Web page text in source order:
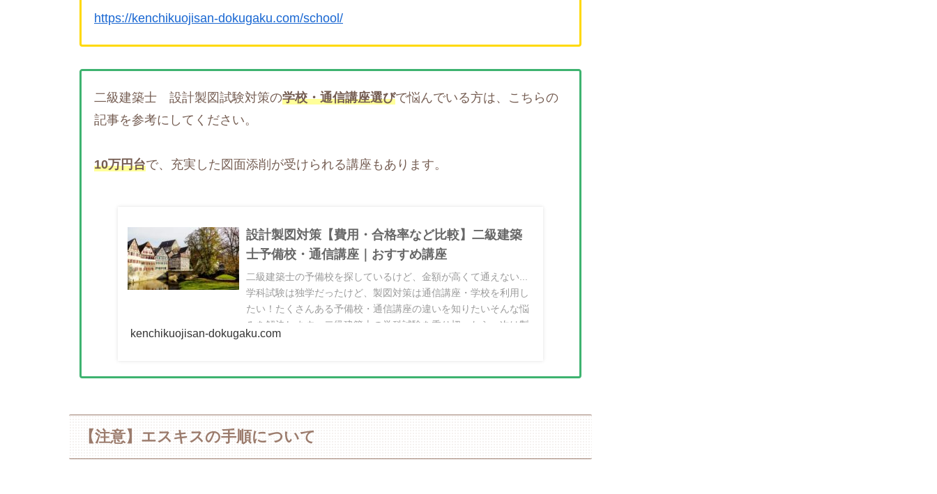
https://kenchikuojisan-dokugaku.com/school/
二級建築士 設計製図試験対策の学校・通信講座選びで悩んでいる方は、こちらの
記事を参考にしてください。
10万円台で、充実した図面添削が受けられる講座もあります。
設計製図対策【費用・合格率など比較】二級建築
士予備校・通信講座｜おすすめ講座
二級建築士の予備校を探しているけど、金額が高くて通えない...
学科試験は独学だったけど、製図対策は通信講座・学校を利用し
たい！たくさんある予備校・通信講座の違いを知りたいそんな悩
みを解決します。二級建築士の学科試験を乗り切ったら、次は製
図試...
kenchikuojisan-dokugaku.com
【注意】エスキスの手順について